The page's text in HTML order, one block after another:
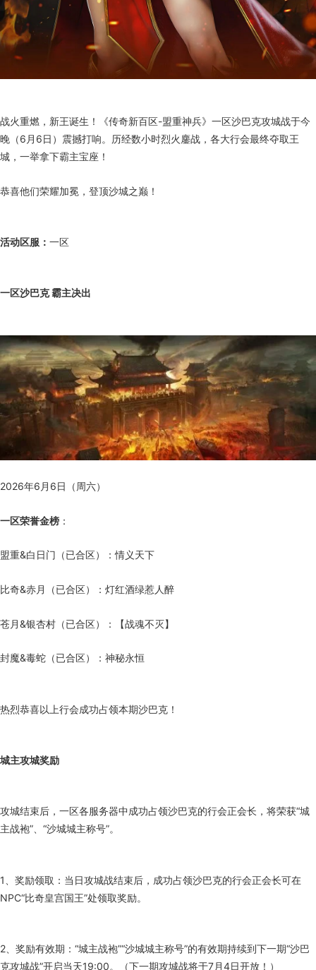
战火重燃，新王诞生！《传奇新百区-盟重神兵》一区沙巴克攻城战于今
晚（6月6日）震撼打响。历经数小时烈火鏖战，各大行会最终夺取王
城，一举拿下霸主宝座！
恭喜他们荣耀加冕，登顶沙城之巅！
活动区服： 一区
一区沙巴克 霸主决出
2026年6月6日（周六）
一区荣誉金榜 ：
盟重&白日门（已合区）：情义天下
比奇&赤月（已合区）：灯红酒绿惹人醉
苍月&银杏村（已合区）：【战魂不灭】
封魔&毒蛇（已合区）：神秘永恒
热烈恭喜以上行会成功占领本期沙巴克！
城主攻城奖励
攻城结束后，一区各服务器中成功占领沙巴克的行会正会长，将荣获“城
主战袍”、“沙城城主称号”。
1、奖励领取：当日攻城战结束后，成功占领沙巴克的行会正会长可在
NPC“比奇皇宫国王”处领取奖励。
2、奖励有效期：“城主战袍”“沙城城主称号”的有效期持续到下一期“沙巴
克攻城战”开启当天19:00。（下一期攻城战将于7月4日开放！）